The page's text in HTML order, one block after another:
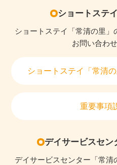
ショートステ
ショートステイ「常清の里
お問い合わ
ショートステイ「常清
重要事項
デイサービスセン
デイサービスセンター「常